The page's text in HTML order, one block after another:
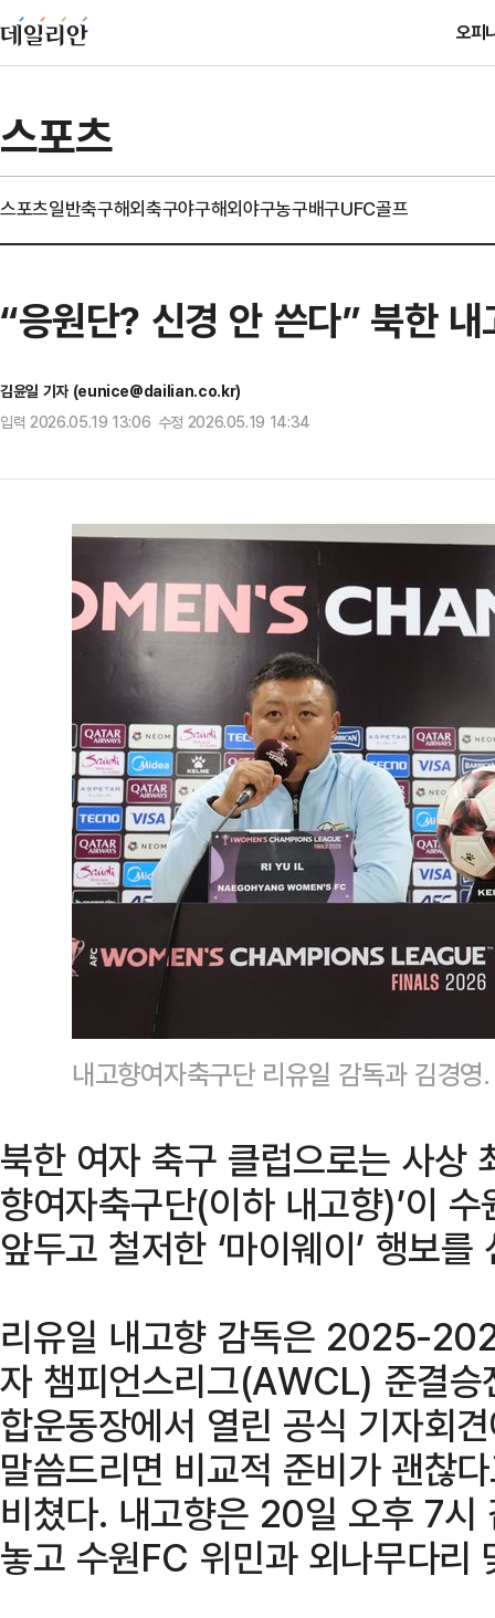
오피
스포츠
스포츠일반축구해외축구야구해외야구농구배구UFC골프
“응원단? 신경 안 쓴다” 북한
김윤일 기자 (eunice@dailian.co.kr)
입력 2026.05.19 13:06 수정 2026.05.19 14:34
내고향여자축구단 리유일 감독과 김경
북한 여자 축구 클럽으로는 사상
향여자축구단(이하 내고향)’이
앞두고 철저한 ‘마이웨이’ 행보를
리유일 내고향 감독은 2025-
자 챔피언스리그(AWCL) 준결
합운동장에서 열린 공식 기자회
말씀드리면 비교적 준비가 괜찮
비쳤다. 내고향은 20일 오후 7시
놓고 수원FC 위민과 외나무다리